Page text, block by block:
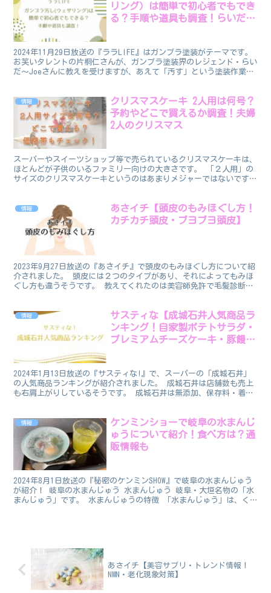
リング）は簡単で初心者でもでき
る？手順や道具も調査！らいだ〜
2024年11月29日放送の『ララLIFE』はガンプラ塗装がテーマです。
お笑いタレントの片桐仁さんが、ガンプラ塗装界のレジェンド・らい
だ〜Joeさんに教えを受けますが、あえて「汚す」という塗装作業を
情報
クリスマスケーキ 2人用は何号？
予約やどこで買えるか調査！夫婦
2人のクリスマス
スーパーやスイーツショップ等で売られているクリスマスケーキは、
ほとんどが子供のいるファミリー向けの大きさです。 「２人用」の
サイズのクリスマスケーキというのはあまりメジャーではないです
情報
あさイチ【頭皮のもみほぐし方！
カチカチ頭皮・ブヨブヨ頭皮】
2023年9月27日放送の『あさイチ』で頭皮のもみほぐし方について紹
介されました。 頭皮には２つのタイプがあり、それによってもみほ
ぐし方も違うそうです。 教えてくれたのは美容師免許で毛髪診断士
情報
サスティな【成城石井人気商品ラ
ンキング！自家製ポテトサラダ・
プレミアムチーズケーキ・豚饅ほ
2024年1月13日放送の『サスティな!』で、スーパーの「成城石井」
の人気商品ランキングが紹介されました。 成城石井は店舗数も売上
も右肩上がりしているそうです。 成城石井は無添加、保存料・着色
情報
ケンミンショーで岐阜の水まんじ
ゅうについて紹介！食べ方は？通
販情報も
2024年8月1日放送の『秘密のケンミンSHOW』で岐阜の水まんじゅう
が紹介！ 岐阜の水まんじゅう 水まんじゅう 岐阜・大垣名物の「水
まんじゅう」です。 水まんじゅうの特徴 「水まんじゅう」は、く
あさイチ【美容サプリ・トレンド情報！
NMN・老化現象対策】